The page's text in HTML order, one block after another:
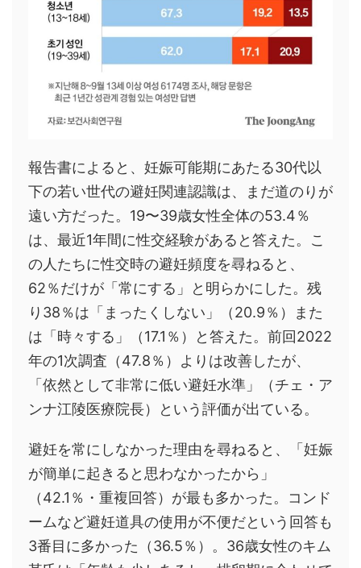
報告書によると、妊娠可能期にあたる30代以
下の若い世代の避妊関連認識は、まだ道のりが
遠い方だった。19〜39歳女性全体の53.4％
は、最近1年間に性交経験があると答えた。こ
の人たちに性交時の避妊頻度を尋ねると、
62％だけが「常にする」と明らかにした。残
り38％は「まったくしない」（20.9％）また
は「時々する」（17.1％）と答えた。前回2022
年の1次調査（47.8％）よりは改善したが、
「依然として非常に低い避妊水準」（チェ・ア
ンナ江陵医療院長）という評価が出ている。
避妊を常にしなかった理由を尋ねると、「妊娠
が簡単に起きると思わなかったから」
（42.1％・重複回答）が最も多かった。コンド
ームなど避妊道具の使用が不便だという回答も
3番目に多かった（36.5％）。36歳女性のキム